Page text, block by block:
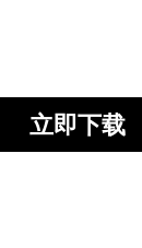
立即下载